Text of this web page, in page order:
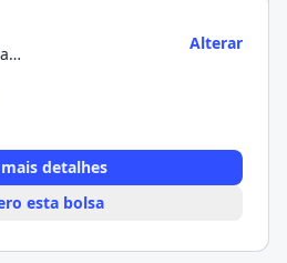
Especialização (pós-graduação)
Alterar
detalhes
esta bolsa